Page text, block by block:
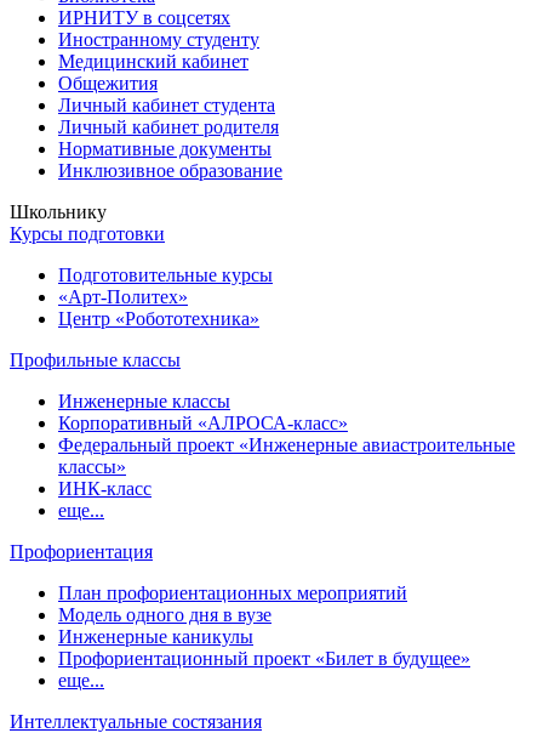
ИРНИТУ в соцсетях
Иностранному студенту
Медицинский кабинет
Общежития
Личный кабинет студента
Личный кабинет родителя
Нормативные документы
Инклюзивное образование
Школьнику
Курсы подготовки
Подготовительные курсы
«Арт-Политех»
Центр «Робототехника»
Профильные классы
Инженерные классы
Корпоративный «АЛРОСА-класс»
Федеральный проект «Инженерные авиастроительные
классы»
ИНК-класс
еще...
Профориентация
План профориентационных мероприятий
Модель одного дня в вузе
Инженерные каникулы
Профориентационный проект «Билет в будущее»
еще...
Интеллектуальные состязания